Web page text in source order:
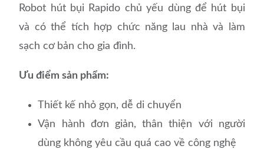
Robot hút bụi Rapido chủ yếu dùng để hút bụi
và có thể tích hợp chức năng lau nhà và làm
sạch cơ bản cho gia đình.
Ưu điểm sản phẩm:
Thiết kế nhỏ gọn, dễ di chuyển
Vận hành đơn giản, thân thiện với người
dùng không yêu cầu quá cao về công nghệ